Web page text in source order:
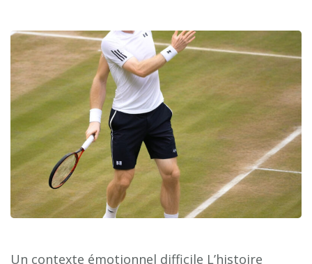
Un contexte émotionnel difficile L’histoire